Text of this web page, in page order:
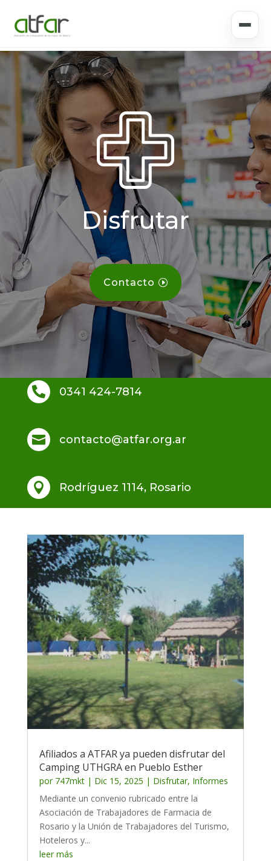
Disfrutar
Contacto
 0341 424-7814
 contacto@atfar.org.ar
 Rodríguez 1114, Rosario
Afiliados a ATFAR ya pueden disfrutar del
Camping UTHGRA en Pueblo Esther
por 747mkt| Dic 15, 2025 | Disfrutar, Informes
Mediante un convenio rubricado entre la
Asociación de Trabajadores de Farmacia de
Rosario y la Unión de Trabajadores del Turismo,
Hoteleros y...
leer más